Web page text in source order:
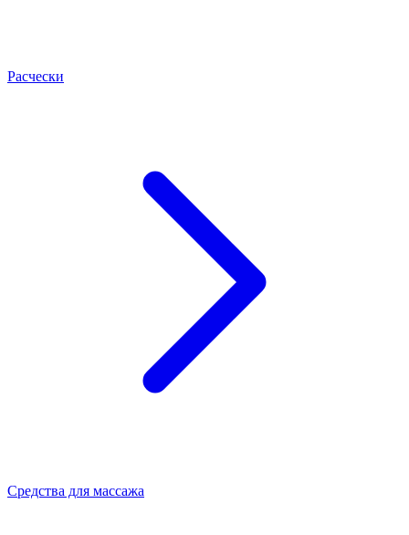
Расчески
Средства для массажа